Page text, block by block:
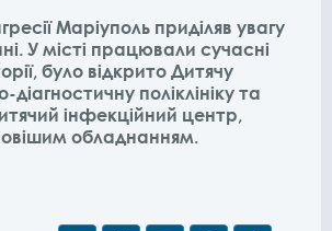
Маріуполь приділяв увагу
У місті працювали сучасні
було відкрито Дитячу
поліклініку та
інфекційний центр,
обладнанням.